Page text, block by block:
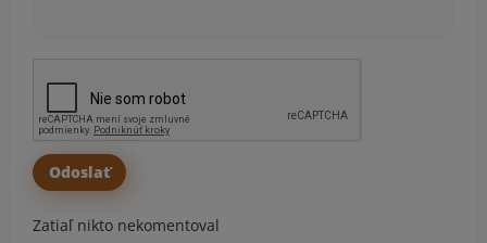
Zatiaľ nikto nekomentoval